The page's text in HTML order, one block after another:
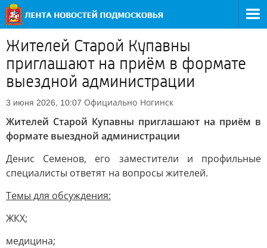
Жителей Старой Купавны
приглашают на приём в формате
выездной администрации
3 июня 2026, 10:07 Официально Ногинск
Жителей Старой Купавны приглашают на приём в
формате выездной администрации
Денис Семенов, его заместители и профильные
специалисты ответят на вопросы жителей.
Темы для обсуждения:
ЖКХ;
медицина;